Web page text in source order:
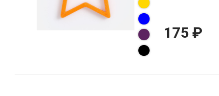
175 ₽